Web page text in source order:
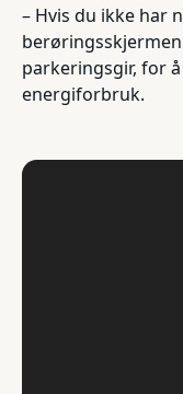
– Hvis du ikke har
parkeringsgir, for
energiforbruk.